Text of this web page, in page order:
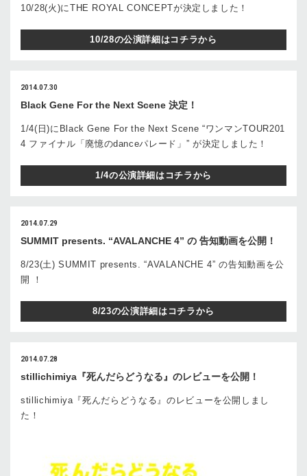
10/28(火)にTHE ROYAL CONCEPTが決定しました！
10/28の公演詳細はコチラから
2014.07.30
Black Gene For the Next Scene 決定！
1/4(日)にBlack Gene For the Next Scene “ワンマンTOUR201
4 ファイナル「廃憶のdanceパレード」” が決定しました！
1/4の公演詳細はコチラから
2014.07.29
SUMMIT presents. “AVALANCHE 4” の 告知動画を公開！
8/23(土) SUMMIT presents. “AVALANCHE 4” の告知動画を公
開 ！
8/23の公演詳細はコチラから
2014.07.28
stillichimiya『死んだらどうなる』のレビューを公開！
stillichimiya『死んだらどうなる』のレビューを公開しまし
た！